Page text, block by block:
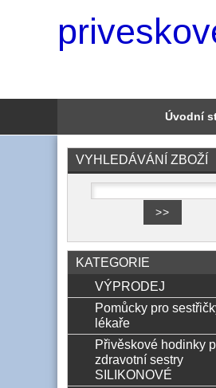
Úvodní
VYHLEDÁVÁNÍ ZBOŽÍ
KATEGORIE
VÝPRODEJ
Pomůcky pro
lékaře
Přivěskové hodinky
zdravotní sestry
SILIKONOVÉ